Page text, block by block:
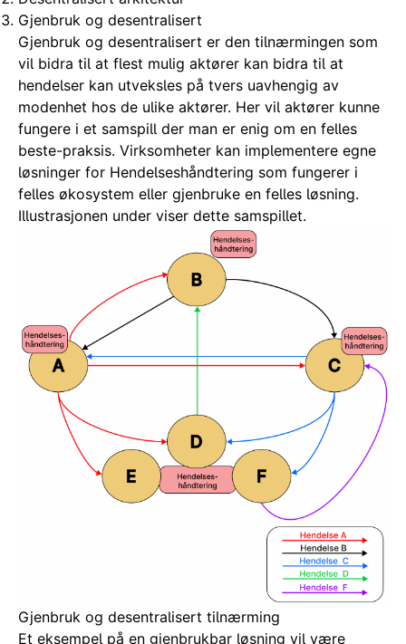
Gjenbruk og desentralisert
Gjenbruk og desentralisert er den tilnærmingen som
vil bidra til at flest mulig aktører kan bidra til at
hendelser kan utveksles på tvers uavhengig av
modenhet hos de ulike aktører. Her vil aktører kunne
fungere i et samspill der man er enig om en felles
beste-praksis. Virksomheter kan implementere egne
løsninger for Hendelseshåndtering som fungerer i
felles økosystem eller gjenbruke en felles løsning.
Illustrasjonen under viser dette samspillet.
Gjenbruk og desentralisert tilnærming
Et eksempel på en gjenbrukbar løsning vil være